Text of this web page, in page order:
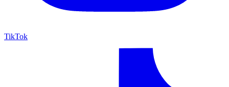
TikTok